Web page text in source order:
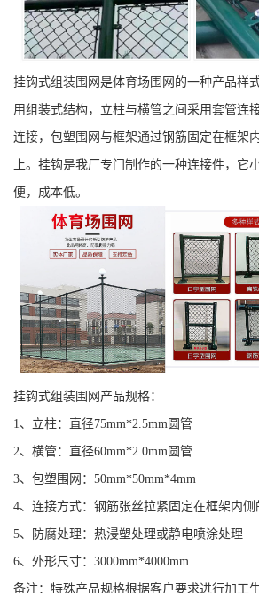
挂钩式组装围网是体育场围网的一种产品样
用组装式结构，立柱与横管之间采用套管连
连接，包塑围网与框架通过钢筋固定在框架
上。挂钩是我厂专门制作的一种连接件，它
便，成本低。
挂钩式组装围网产品规格：
1、立柱：直径75mm*2.5mm圆管
2、横管：直径60mm*2.0mm圆管
3、包塑围网：50mm*50mm*4mm
4、连接方式：钢筋张丝拉紧固定在框架内侧
5、防腐处理：热浸塑处理或静电喷涂处理
6、外形尺寸：3000mm*4000mm
备注：特殊产品规格根据客户要求进行加工生